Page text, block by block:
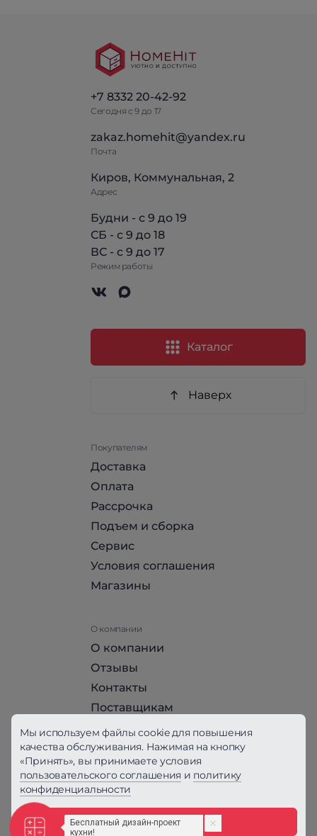
+7 8332 20-42-92
Сегодня с 9 до 17
zakaz.homehit@yandex.ru
Почта
Киров, Коммунальная, 2
Адрес
Будни - с 9 до 19
СБ - с 9 до 18
ВС - с 9 до 17
Режим работы
Каталог
Наверх
Покупателям
Доставка
Оплата
Рассрочка
Подъем и сборка
Сервис
Условия соглашения
Магазины
О компании
О компании
Отзывы
Контакты
Поставщикам
Стать партнером HomeHit
Политика конфиденциальности
Вся информация на сайте, за исключением
офертой, определяемой положениями ст. 437
ГК РФ
Мы используем файлы cookie для повышения
качества обслуживания. Нажимая на кнопку
«Принять», вы принимаете условия
пользовательского соглашения и политику
конфиденциальности
Принять